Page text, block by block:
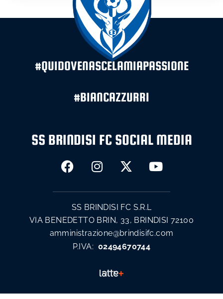
#QUIDOVENASCELAMIAPASSIONE
#BIANCAZZURRI
SS BRINDISI FC SOCIAL MEDIA
SS BRINDISI FC S.R.L
VIA BENEDETTO BRIN, 33, BRINDISI 72100
amministrazione@brindisifc.com
P.IVA: 02494670744